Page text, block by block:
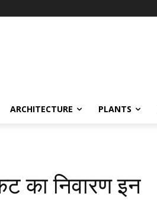
ARCHITECTURE PLANTS
का निवारण इन